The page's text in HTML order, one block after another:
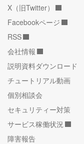
X（旧Twitter）
Facebookページ
RSS
会社情報
説明資料ダウンロード
チュートリアル動画
個別相談会
セキュリティー対策
サービス稼働状況
障害報告